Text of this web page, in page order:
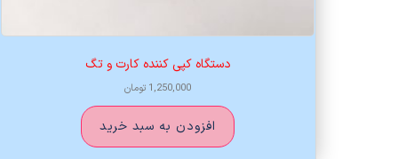
دستگاه کپی کننده کارت و تگ
1,250,000 تومان
افزودن به سبد خرید